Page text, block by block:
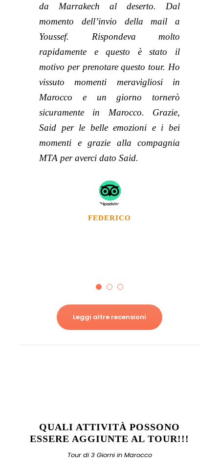
da Marrakech al deserto. Dal
momento dell’invio della mail a
Youssef. Rispondeva molto
rapidamente e questo è stato il
motivo per prenotare questo tour. Ho
vissuto momenti meravigliosi in
Marocco e un giorno tornerò
sicuramente in Marocco. Grazie,
Said per le belle emozioni e i bei
momenti e grazie alla compagnia
MTA per averci dato Said.
FEDERICO
Leggi altre recensioni
QUALI ATTIVITÀ POSSONO
ESSERE AGGIUNTE AL TOUR!!!
Tour di 3 Giorni in Marocco